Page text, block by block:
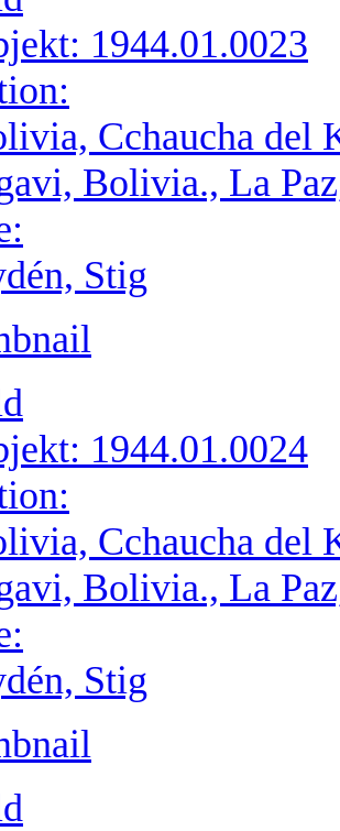
1944.01.0023
Cchaucha del
Bolivia., La
Stig
1944.01.0024
Cchaucha del
Bolivia., La
Stig